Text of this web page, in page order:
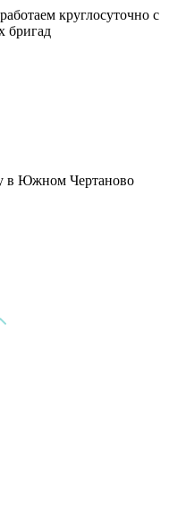
круглосуточно с
бригад
в Южном Чертаново